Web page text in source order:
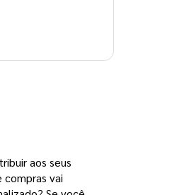
aos seus
vai